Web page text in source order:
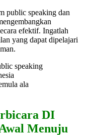
public speaking dan
efektif. Ingatlah
yang dapat dipelajari
ala
DI
Menuju